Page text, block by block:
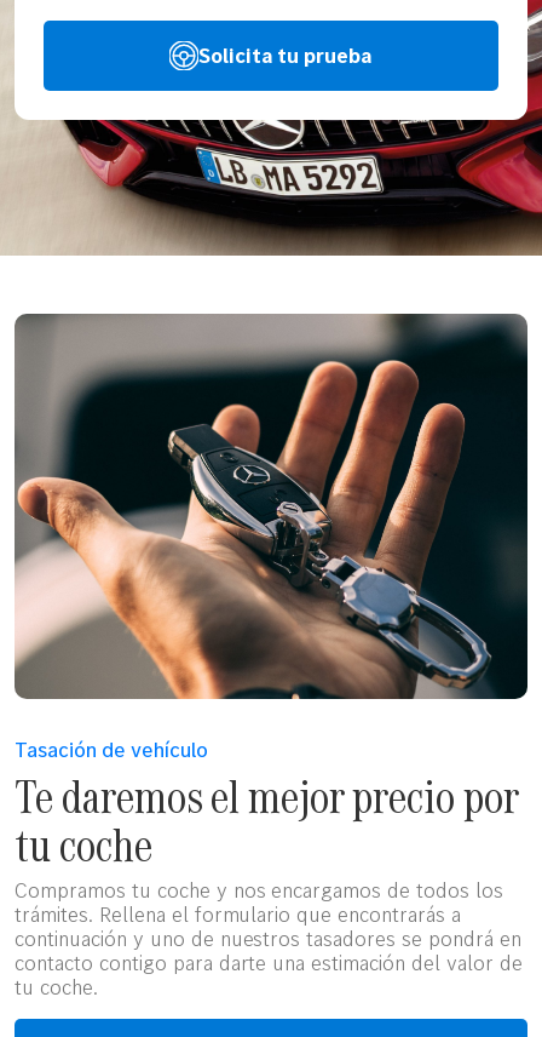
Solicita tu prueba
Tasación de vehículo
Te daremos el mejor precio por
tu coche
Compramos tu coche y nos encargamos de todos los
trámites. Rellena el formulario que encontrarás a
continuación y uno de nuestros tasadores se pondrá en
contacto contigo para darte una estimación del valor de
tu coche.